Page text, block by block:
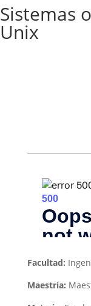
Sistemas
Unix
Facultad:
Maestría: